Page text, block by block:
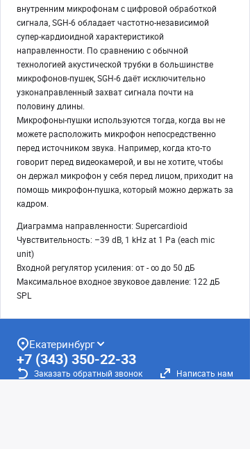
внутренним микрофонам с цифровой обработкой
сигнала, SGH-6 обладает частотно-независимой
супер-кардиоидной характеристикой
направленности. По сравнению с обычной
технологией акустической трубки в большинстве
микрофонов-пушек, SGH-6 даёт исключительно
узконаправленный захват сигнала почти на
половину длины.
Микрофоны-пушки используются тогда, когда вы не
можете расположить микрофон непосредственно
перед источником звука. Например, когда кто-то
говорит перед видеокамерой, и вы не хотите, чтобы
он держал микрофон у себя перед лицом, приходит на
помощь микрофон-пушка, который можно держать за
кадром.
Диаграмма направленности: Supercardioid
Чувствительность: –39 dB, 1 kHz at 1 Pa (each mic
unit)
Входной регулятор усиления: от - ∞ до 50 дБ
Максимальное входное звуковое давление: 122 дБ
SPL
Екатеринбург
+7 (343) 350-22-33
Заказать обратный звонок Написать нам